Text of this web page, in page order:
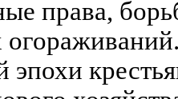
права,